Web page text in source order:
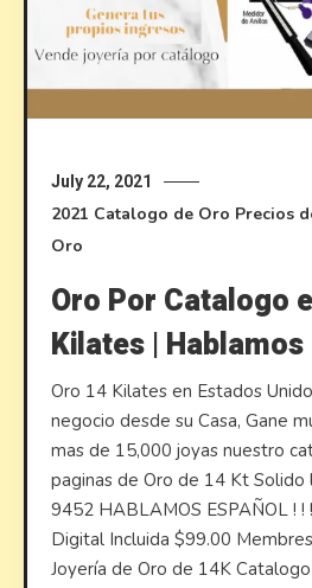
July 22, 2021
2021 Catalogo de Oro Precios
Oro
Oro Por Catalogo
Kilates | Hablamos
Oro 14 Kilates en Estados
negocio desde su Casa, Gane
mas de 15,000 joyas nuestro
paginas de Oro de 14 Kt
9452 HABLAMOS ESPAÑOL !
Digital Incluida $99.00
Joyería de Oro de 14K